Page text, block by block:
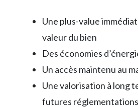
Une plus-value
valeur du bien
Des économies
Un accès maintenu au
Une valorisation à long
futures réglementations